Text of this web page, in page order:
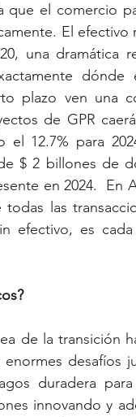
que el comercio
El efectivo
una dramática
dónde
plazo ven una
de GPR
12.7% para
$ 2 billones de
en 2024.  En
las
efectivo, es
de la transición
desafíos
duradera
innovando y